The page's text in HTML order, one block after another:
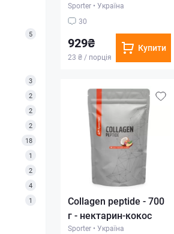
5
3
2
2
2
18
1
2
4
1
Sporter • Україна
30
929₴
23 ₴ / порція
Купити
Collagen peptide - 700
г - нектарин-кокос
Sporter • Україна